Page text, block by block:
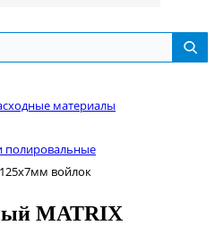
материалы
полировальные
войлок
MATRIX